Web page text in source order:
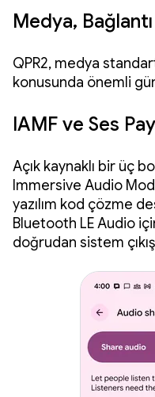
Medya,
QPR2, medya
konusunda önemli
IAMF ve Ses
Açık kaynaklı bir üç
Immersive Audio
yazılım kod çözme
Bluetooth LE Audio
doğrudan sistem